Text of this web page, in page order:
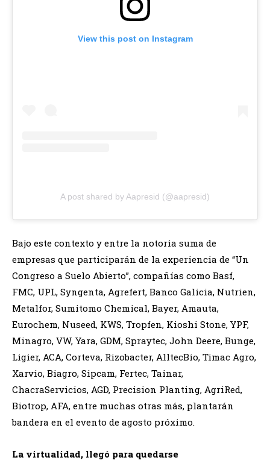
View this post on Instagram
A post shared by Aapresid (@aapresid)
Bajo este contexto y entre la notoria suma de
empresas que participarán de la experiencia de “Un
Congreso a Suelo Abierto”, compañías como Basf,
FMC, UPL, Syngenta, Agrefert, Banco Galicia, Nutrien,
Metalfor, Sumitomo Chemical, Bayer, Amauta,
Eurochem, Nuseed, KWS, Tropfen, Kioshi Stone, YPF,
Minagro, VW, Yara, GDM, Spraytec, John Deere, Bunge,
Ligier, ACA, Corteva, Rizobacter, AlltecBio, Timac Agro,
Xarvio, Biagro, Sipcam, Fertec, Tainar,
ChacraServicios, AGD, Precision Planting, AgriRed,
Biotrop, AFA, entre muchas otras más, plantarán
bandera en el evento de agosto próximo.
La virtualidad, llegó para quedarse